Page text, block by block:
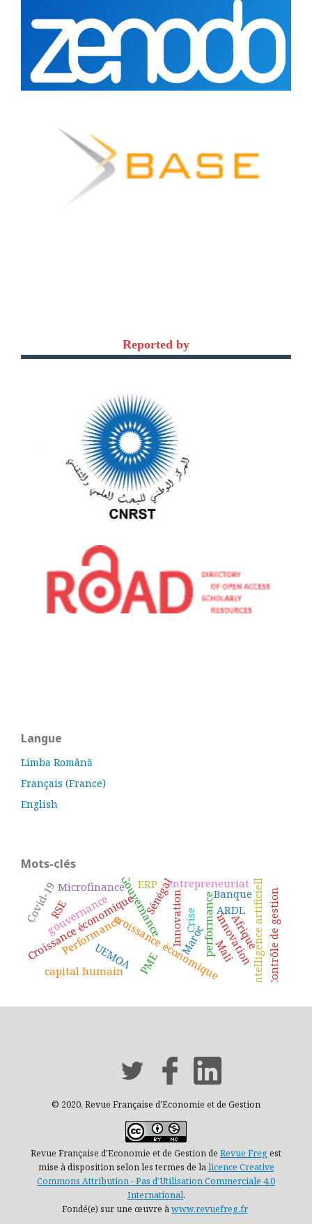
Reported by
Langue
Limba Română
Français (France)
English
Mots-clés
Marocperformance
PME
croissance économique
Performance Mali
Innovation innovation
Gouvernance
Croissance économique
gouvernance Intelligence artificielleContrôle de gestion
Sénégal ARDL
UEMOA
RSE
Covid-19 Crise
Banque
Afrique
capital humain
Microfinance entrepreneuriat
ERP
© 2020, Revue Française d'Economie et de Gestion
Revue Française d'Economie et de Gestion de Revue Fregest
mise à disposition selon les termes de lalicence Creative
Commons Attribution - Pas d’Utilisation Commerciale 4.0
International.
Fondé(e) sur une œuvre àwww.revuefreg.fr